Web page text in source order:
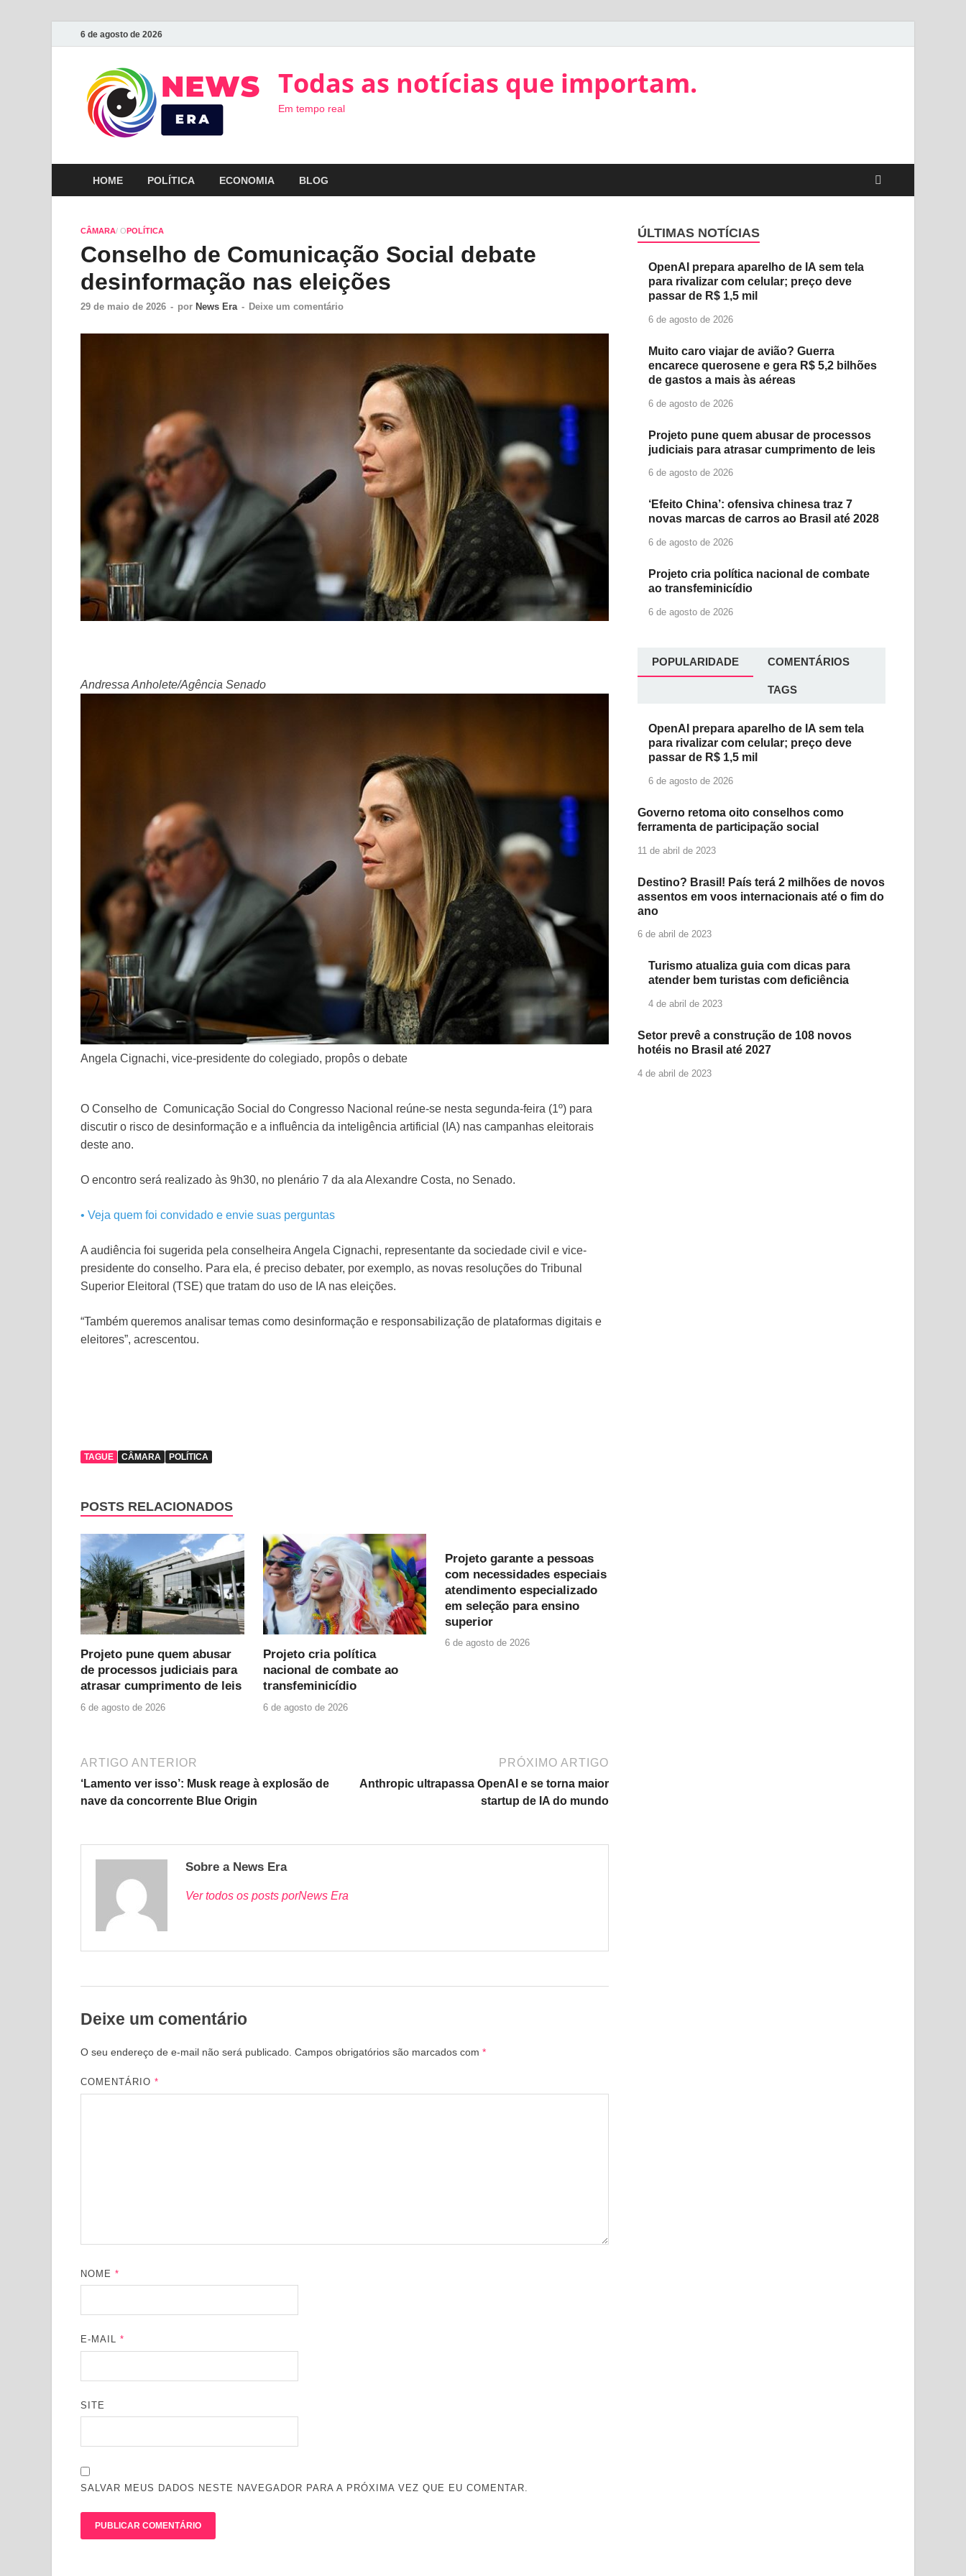
6 de agosto de 2026
Todas as notícias que importam.
Em tempo real
HOME POLÍTICA ECONOMIA BLOG
CÂMARA/ OPOLÍTICA
Conselho de Comunicação Social debate
desinformação nas eleições
29 de maio de 2026 - por News Era - Deixe um comentário
Andressa Anholete/Agência Senado
Angela Cignachi, vice-presidente do colegiado, propôs o debate
O Conselho de Comunicação Social do Congresso Nacional reúne-se nesta segunda-feira (1º) para
discutir o risco de desinformação e a influência da inteligência artificial (IA) nas campanhas eleitorais
deste ano.
O encontro será realizado às 9h30, no plenário 7 da ala Alexandre Costa, no Senado.
• Veja quem foi convidado e envie suas perguntas
A audiência foi sugerida pela conselheira Angela Cignachi, representante da sociedade civil e vice-
presidente do conselho. Para ela, é preciso debater, por exemplo, as novas resoluções do Tribunal
Superior Eleitoral (TSE) que tratam do uso de IA nas eleições.
“Também queremos analisar temas como desinformação e responsabilização de plataformas digitais e
eleitores”, acrescentou.
TAGUE CÂMARA POLÍTICA
POSTS RELACIONADOS
Projeto pune quem abusar
de processos judiciais para
atrasar cumprimento de leis
6 de agosto de 2026
Projeto cria política
nacional de combate ao
transfeminicídio
6 de agosto de 2026
Projeto garante a pessoas
com necessidades especiais
atendimento especializado
em seleção para ensino
superior
6 de agosto de 2026
ARTIGO ANTERIOR
‘Lamento ver isso’: Musk reage à explosão de
nave da concorrente Blue Origin
PRÓXIMO ARTIGO
Anthropic ultrapassa OpenAI e se torna maior
startup de IA do mundo
Sobre a News Era
Ver todos os posts porNews Era
Deixe um comentário
O seu endereço de e-mail não será publicado. Campos obrigatórios são marcados com *
COMENTÁRIO*
NOME*
E-MAIL*
SITE
SALVAR MEUS DADOS NESTE NAVEGADOR PARA A PRÓXIMA VEZ QUE EU COMENTAR.
ÚLTIMAS NOTÍCIAS
OpenAI prepara aparelho de IA sem tela
para rivalizar com celular; preço deve
passar de R$ 1,5 mil
6 de agosto de 2026
Muito caro viajar de avião? Guerra
encarece querosene e gera R$ 5,2 bilhões
de gastos a mais às aéreas
6 de agosto de 2026
Projeto pune quem abusar de processos
judiciais para atrasar cumprimento de leis
6 de agosto de 2026
‘Efeito China’: ofensiva chinesa traz 7
novas marcas de carros ao Brasil até 2028
6 de agosto de 2026
Projeto cria política nacional de combate
ao transfeminicídio
6 de agosto de 2026
POPULARIDADE COMENTÁRIOS
TAGS
OpenAI prepara aparelho de IA sem tela
para rivalizar com celular; preço deve
passar de R$ 1,5 mil
6 de agosto de 2026
Governo retoma oito conselhos como
ferramenta de participação social
11 de abril de 2023
Destino? Brasil! País terá 2 milhões de novos
assentos em voos internacionais até o fim do
ano
6 de abril de 2023
Turismo atualiza guia com dicas para
atender bem turistas com deficiência
4 de abril de 2023
Setor prevê a construção de 108 novos
hotéis no Brasil até 2027
4 de abril de 2023